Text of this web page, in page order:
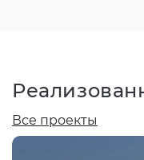
Все проекты